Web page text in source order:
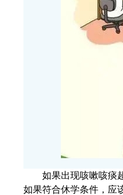
如果出现咳嗽咳痰
如果符合休学条件，应